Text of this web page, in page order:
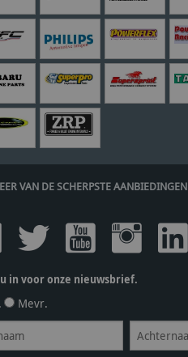
VAN DE SCHERPSTE AANBIEDINGEN
in voor onze nieuwsbrief.
Mevr.